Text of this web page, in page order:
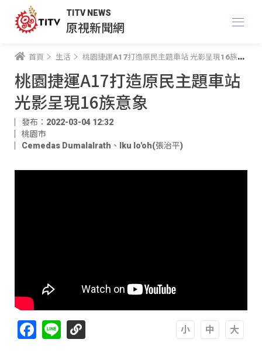
TITV NEWS
原視新聞網
首頁 生活 桃園捷運A17打造原民主題車站 光影呈現16族意象
桃園捷運A17打造原民主題車站
光影呈現16族意象
發布：2022-03-04 12:32
桃園市
Cemedas Dumalalrath 、 Iku lo'oh(張治平)
Facebook
Line